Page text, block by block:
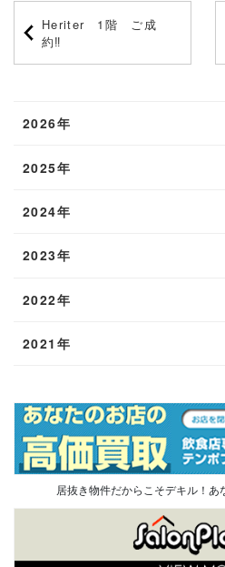
Heriter 1階 ご成
約‼
2026年
2025年
2024年
2023年
2022年
2021年
居抜き物件だからこそデキル！あ